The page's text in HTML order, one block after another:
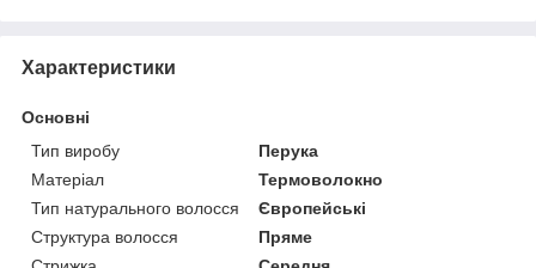
Характеристики
Основні
Тип виробу
Перука
Матеріал
Термоволокно
Тип натурального волосся
Європейські
Структура волосся
Пряме